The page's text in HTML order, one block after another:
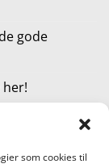
som cookies til
gode
her!